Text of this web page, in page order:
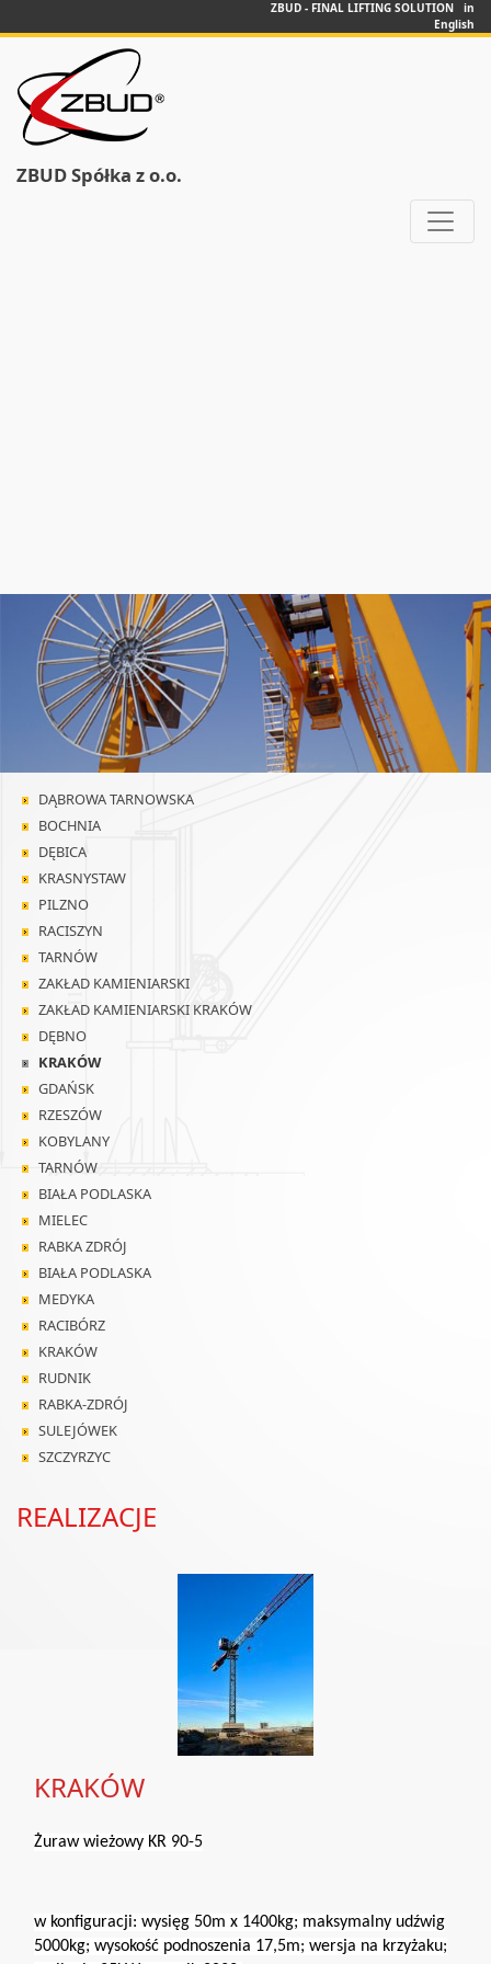
ZBUD - FINAL LIFTING SOLUTION in
English
ZBUD Spółka z o.o.
DĄBROWA TARNOWSKA
BOCHNIA
DĘBICA
KRASNYSTAW
PILZNO
RACISZYN
TARNÓW
ZAKŁAD KAMIENIARSKI
ZAKŁAD KAMIENIARSKI KRAKÓW
DĘBNO
KRAKÓW
GDAŃSK
RZESZÓW
KOBYLANY
TARNÓW
BIAŁA PODLASKA
MIELEC
RABKA ZDRÓJ
BIAŁA PODLASKA
MEDYKA
RACIBÓRZ
KRAKÓW
RUDNIK
RABKA-ZDRÓJ
SULEJÓWEK
SZCZYRZYC
REALIZACJE
KRAKÓW
Żuraw wieżowy KR 90-5
w konfiguracji: wysięg 50m x 1400kg; maksymalny udźwig
5000kg; wysokość podnoszenia 17,5m; wersja na krzyżaku;